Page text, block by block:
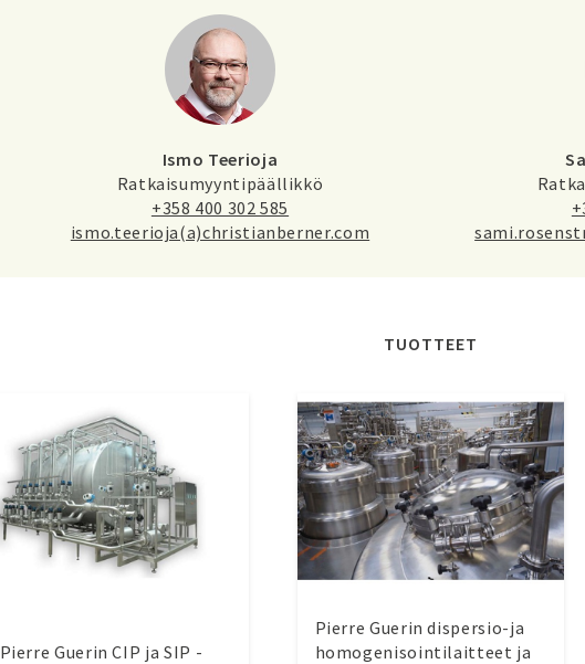
Ismo Teerioja
Ratkaisumyyntipäällikkö
+358 400 302 585
ismo.teerioja(a)christianberner.com
TUOTTEET
Pierre Guerin CIP ja SIP -
Pierre Guerin dispersio-ja
homogenisointilaitteet ja